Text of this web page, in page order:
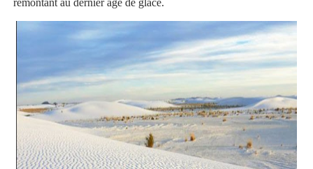
remontant au dernier âge de glace.